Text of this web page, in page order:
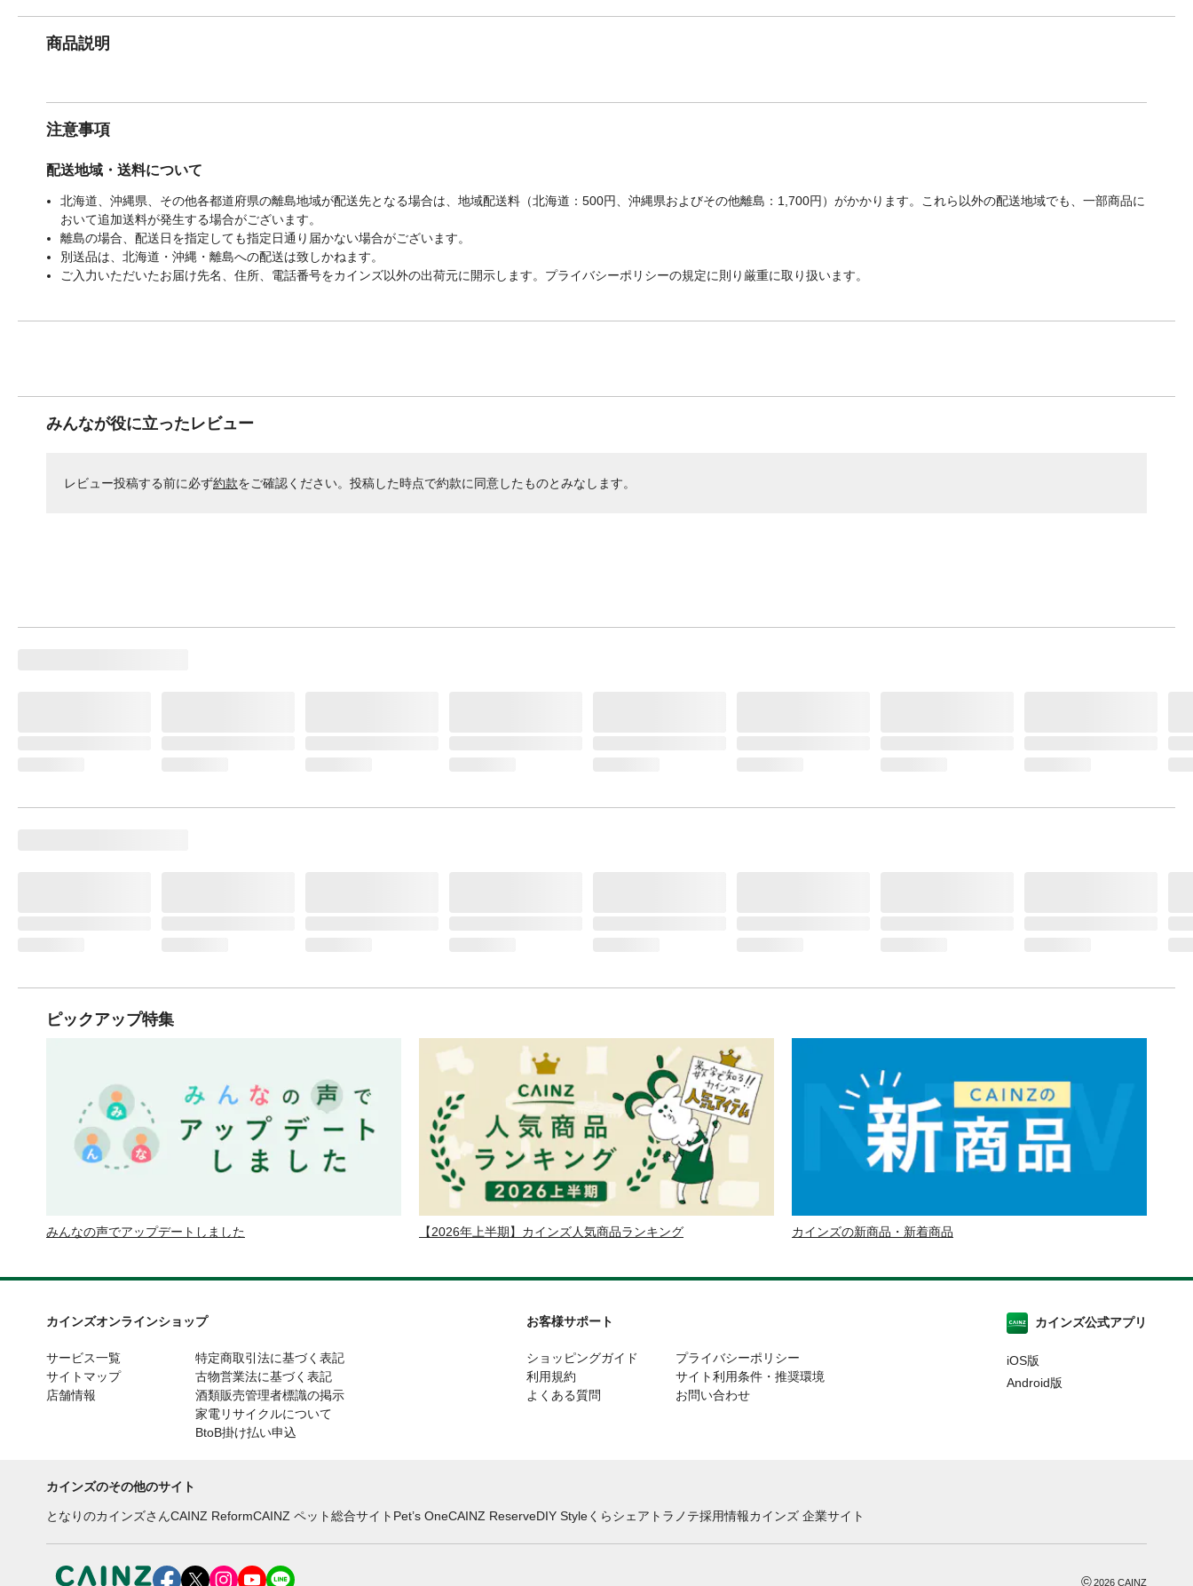
商品説明
注意事項
配送地域・送料について
北海道、沖縄県、その他各都道府県の離島地域が配送先となる場合は、地域配送料（北海道：500円、沖縄県およびその他離島：1,700円）がかかります。これら以外の配送地域でも、一部商品に
おいて追加送料が発生する場合がございます。
離島の場合、配送日を指定しても指定日通り届かない場合がございます。
別送品は、北海道・沖縄・離島への配送は致しかねます。
ご入力いただいたお届け先名、住所、電話番号をカインズ以外の出荷元に開示します。プライバシーポリシーの規定に則り厳重に取り扱います。
みんなが役に立ったレビュー
レビュー投稿する前に必ず約款をご確認ください。投稿した時点で約款に同意したものとみなします。
ピックアップ特集
みんなの声でアップデートしました 【2026年上半期】カインズ人気商品ランキング カインズの新商品・新着商品
カインズオンラインショップ
サービス一覧
サイトマップ
店舗情報
特定商取引法に基づく表記
古物営業法に基づく表記
酒類販売管理者標識の掲示
家電リサイクルについて
BtoB掛け払い申込
お客様サポート
ショッピングガイド
利用規約
よくある質問
プライバシーポリシー
サイト利用条件・推奨環境
お問い合わせ
カインズ公式アプリ
iOS版
Android版
カインズのその他のサイト
となりのカインズさんCAINZ ReformCAINZ ペット総合サイト Pet’s OneCAINZ ReserveDIY Styleくらシェア トラノテ採用情報カインズ 企業サイト
©2026 CAINZ